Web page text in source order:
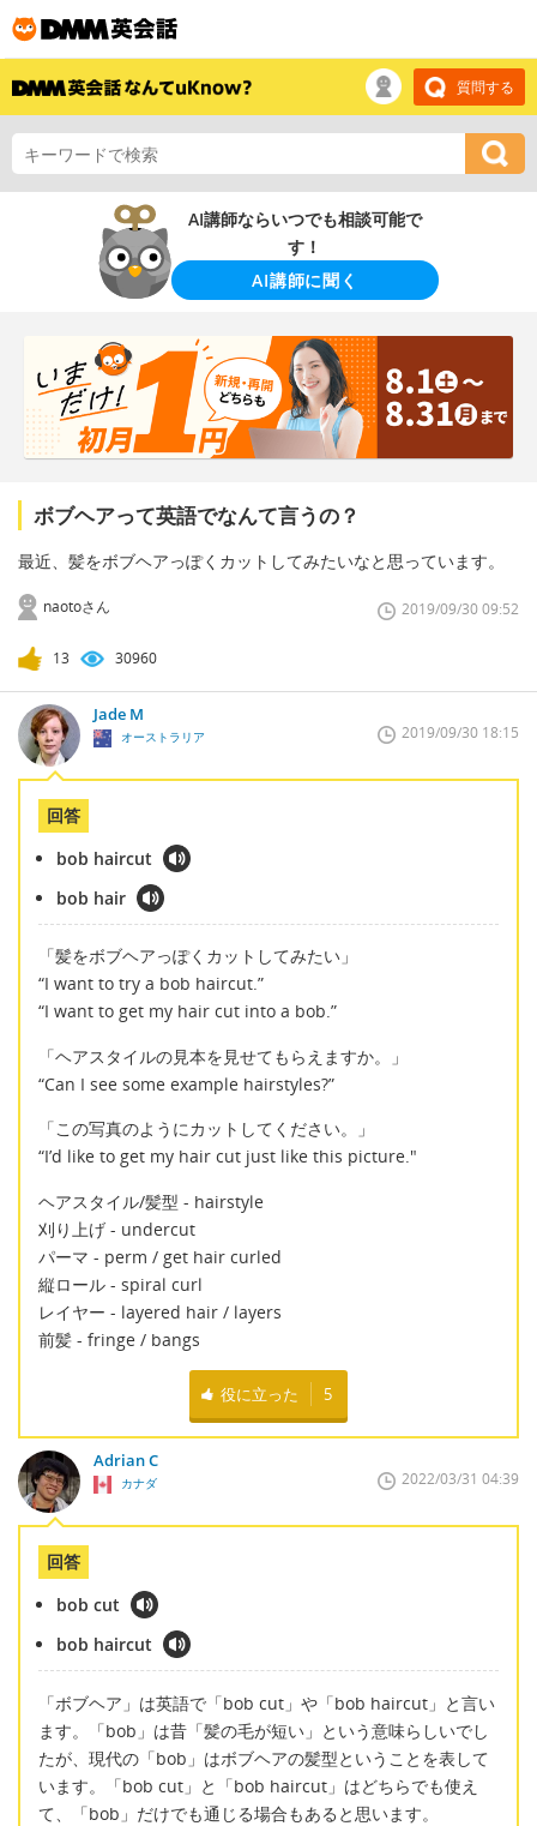
質問する
AI講師ならいつでも相談可能で
す！
AI講師に聞く
ボブヘアって英語でなんて言うの？
最近、髪をボブヘアっぽくカットしてみたいなと思っています。
naotoさん 2019/09/30 09:52
13 30960
Jade M
オーストラリア 2019/09/30 18:15
回答
bob haircut
bob hair
「髪をボブヘアっぽくカットしてみたい」
“I want to try a bob haircut.”
“I want to get my hair cut into a bob.”
「ヘアスタイルの見本を見せてもらえますか。」
“Can I see some example hairstyles?”
「この写真のようにカットしてください。」
“I’d like to get my hair cut just like this picture."
ヘアスタイル/髪型 - hairstyle
刈り上げ - undercut
パーマ - perm / get hair curled
縦ロール - spiral curl
レイヤー - layered hair / layers
前髪 - fringe / bangs
役に立った 5
Adrian C
カナダ 2022/03/31 04:39
回答
bob cut
bob haircut
「ボブヘア」は英語で「bob cut」や「bob haircut」と言い
ます。「bob」は昔「髪の毛が短い」という意味らしいでし
たが、現代の「bob」はボブヘアの髪型ということを表して
います。「bob cut」と「bob haircut」はどちらでも使え
て、「bob」だけでも通じる場合もあると思います。